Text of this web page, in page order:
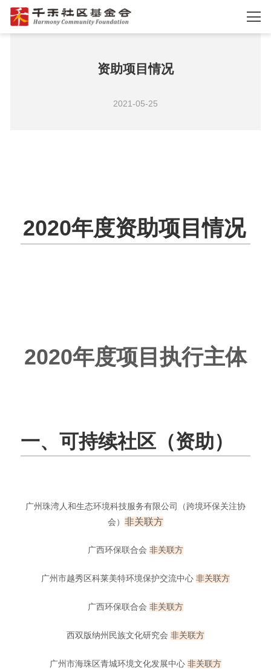
资助项目情况
2021-05-25
2020年度资助项目情况
2020年度项目执行主体
一、可持续社区（资助）
广州珠湾人和生态环境科技服务有限公司（跨境环保关注协
会） 非关联方
广西环保联合会 非关联方
广州市越秀区科莱美特环境保护交流中心 非关联方
广西环保联合会 非关联方
西双版纳州民族文化研究会 非关联方
广州市海珠区青城环境文化发展中心 非关联方